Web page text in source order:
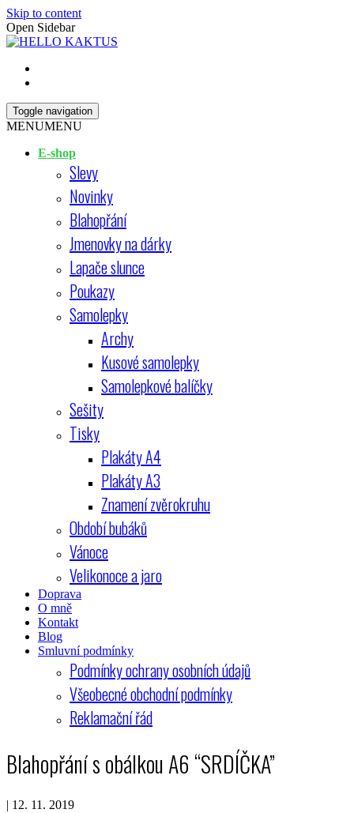
Skip to content
Open Sidebar
HELLO KAKTUS
Toggle navigation
MENUMENU
E-shop
Slevy
Novinky
Blahopřání
Jmenovky na dárky
Lapače slunce
Poukazy
Samolepky
Archy
Kusové samolepky
Samolepkové balíčky
Sešity
Tisky
Plakáty A4
Plakáty A3
Znamení zvěrokruhu
Období bubáků
Vánoce
Velikonoce a jaro
Doprava
O mně
Kontakt
Blog
Smluvní podmínky
Podmínky ochrany osobních údajů
Všeobecné obchodní podmínky
Reklamační řád
Blahopřání s obálkou A6 “SRDÍČKA”
12. 11. 2019